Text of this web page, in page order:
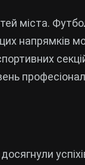
міста.
напрямків